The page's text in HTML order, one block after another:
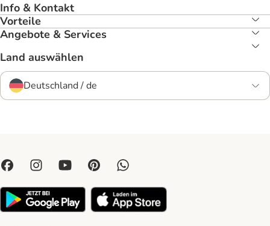
Info & Kontakt
Vorteile
Angebote & Services
Land auswählen
Deutschland / de